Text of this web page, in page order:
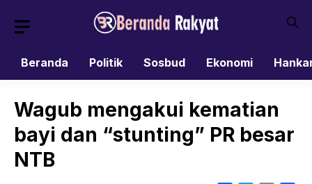
Beranda
Politik Sosbud Ekonomi
Wagub mengakui kematian
bayi dan “stunting” PR besar
NTB